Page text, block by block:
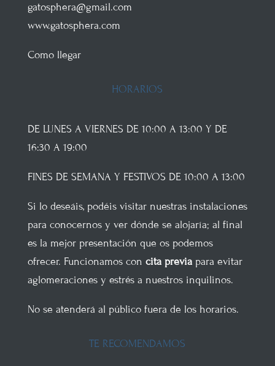
gatosphera@gmail.com
www.gatosphera.com
Como llegar
HORARIOS
DE LUNES A VIERNES DE 10:00 A 13:00 Y DE
16:30 A 19:00
FINES DE SEMANA Y FESTIVOS DE 10:00 A 13:00
Si lo deseáis, podéis visitar nuestras instalaciones
para conocernos y ver dónde se alojaría; al final
es la mejor presentación que os podemos
ofrecer. Funcionamos con cita previapara evitar
aglomeraciones y estrés a nuestros inquilinos.
No se atenderá al público fuera de los horarios.
TE RECOMENDAMOS